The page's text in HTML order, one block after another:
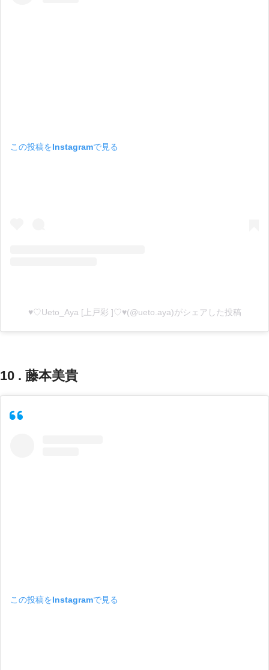
この投稿をInstagramで見る
♥♡Ueto_Aya [上戸彩 ]♡♥(@ueto.aya)がシェアした投稿
10 . 藤本美貴
この投稿をInstagramで見る